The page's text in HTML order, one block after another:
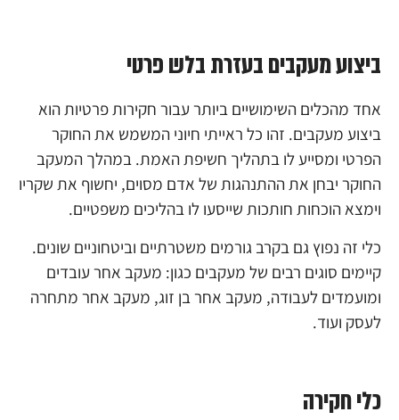
ביצוע מעקבים בעזרת בלש פרטי
אחד מהכלים השימושיים ביותר עבור חקירות פרטיות הוא
ביצוע מעקבים. זהו כל ראייתי חיוני המשמש את החוקר
הפרטי ומסייע לו בתהליך חשיפת האמת. במהלך המעקב
החוקר יבחן את ההתנהגות של אדם מסוים, יחשוף את שקריו
וימצא הוכחות חותכות שייסעו לו בהליכים משפטיים.
כלי זה נפוץ גם בקרב גורמים משטרתיים וביטחוניים שונים.
קיימים סוגים רבים של מעקבים כגון: מעקב אחר עובדים
ומועמדים לעבודה, מעקב אחר בן זוג, מעקב אחר מתחרה
לעסק ועוד.
כלי חקירה